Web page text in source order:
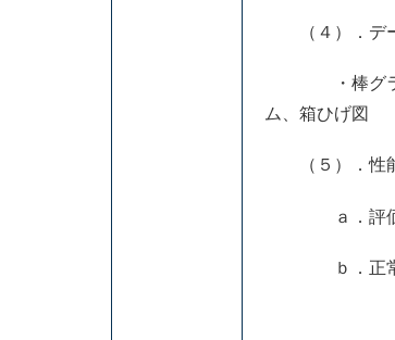
（４）．デー
・棒グラフ、
ム、箱ひげ図
（５）．性
ａ．評価方
ｂ．正常／